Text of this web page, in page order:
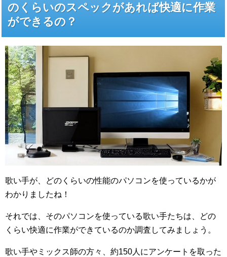
のくらいのスペックがあれば快適に作業
ができるの？
歌い手が、どのくらいの性能のパソコンを使っているかが
わかりましたね！
それでは、そのパソコンを使っている歌い手たちは、どの
くらい快適に作業ができているのか調査してみましょう。
歌い手やミックス師の方々、約150人にアンケートを取った